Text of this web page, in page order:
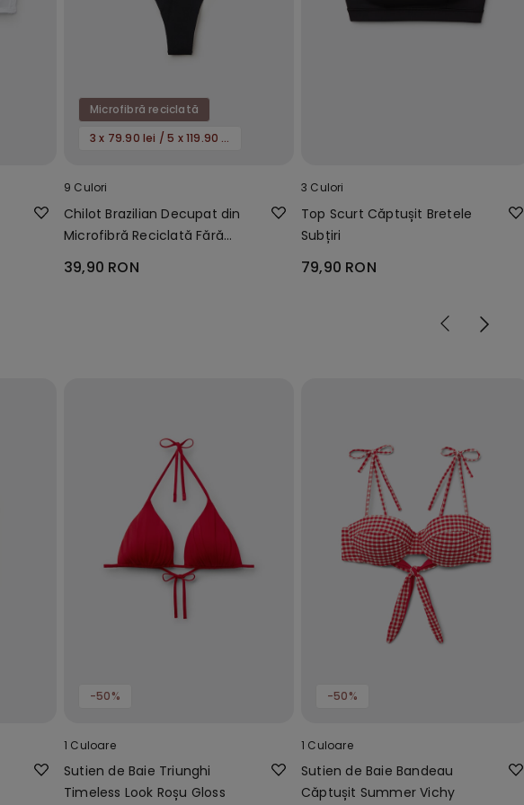
Microfibră reciclată
3 x 79.90 lei / 5 x 119.90 lei
9 Culori
Chilot Brazilian Decupat din
Microfibră Reciclată Fără
39,90 RON
3 Culori
Top Scurt Căptușit Bretele
Subțiri
79,90 RON
-50%
1 Culoare
Sutien de Baie Triunghi
Timeless Look Roșu Gloss
-50%
1 Culoare
Sutien de Baie Bandeau
Căptușit Summer Vichy